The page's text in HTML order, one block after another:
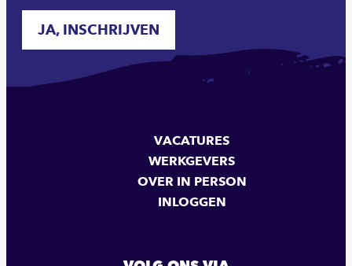
JA, INSCHRIJVEN
VACATURES
WERKGEVERS
OVER IN PERSON
INLOGGEN